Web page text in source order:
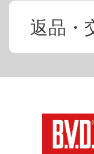
返品・